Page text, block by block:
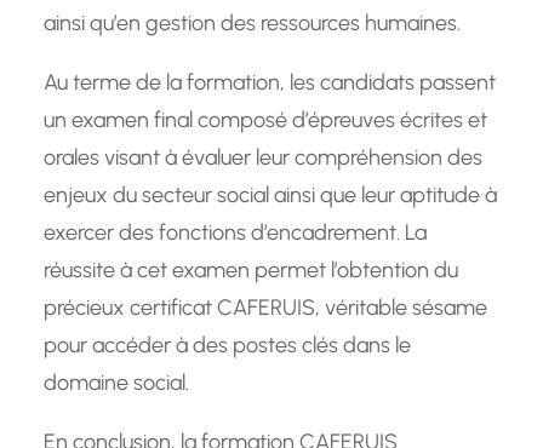
ainsi qu’en gestion des ressources humaines.
Au terme de la formation, les candidats passent
un examen final composé d’épreuves écrites et
orales visant à évaluer leur compréhension des
enjeux du secteur social ainsi que leur aptitude à
exercer des fonctions d’encadrement. La
réussite à cet examen permet l’obtention du
précieux certificat CAFERUIS, véritable sésame
pour accéder à des postes clés dans le
domaine social.
En conclusion, la formation CAFERUIS